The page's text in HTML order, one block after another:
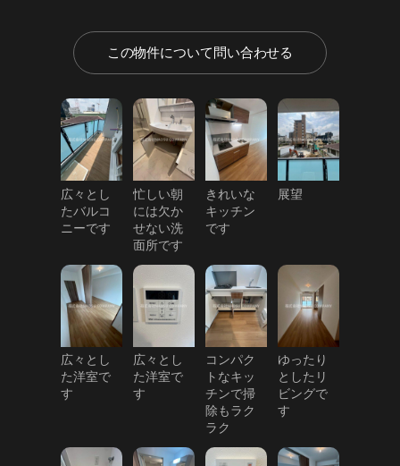
この物件について問い合わせる
広々とし
たバルコ
ニーです
忙しい朝
には欠か
せない洗
面所です
きれいな
キッチン
です
展望
広々とし
た洋室で
す
広々とし
た洋室で
す
コンパク
トなキッ
チンで掃
除もラク
ラク
ゆったり
としたリ
ビングで
す